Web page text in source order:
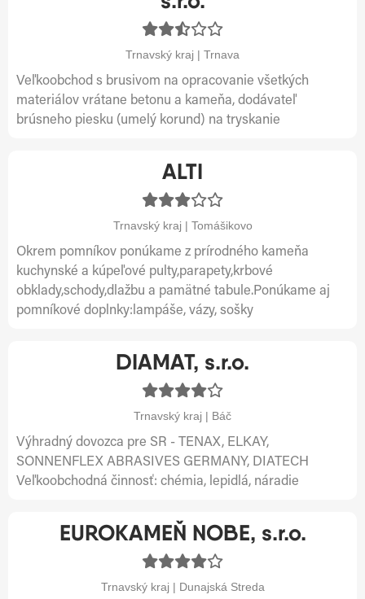
Trnavský kraj | Trnava
Veľkoobchod s brusivom na opracovanie všetkých
materiálov vrátane betonu a kameňa, dodávateľ
brúsneho piesku (umelý korund) na tryskanie
ALTI
Trnavský kraj | Tomášikovo
Okrem pomníkov ponúkame z prírodného kameňa
kuchynské a kúpeľové pulty,parapety,krbové
obklady,schody,dlažbu a pamätné tabule.Ponúkame aj
pomníkové doplnky:lampáše, vázy, sošky
DIAMAT, s.r.o.
Trnavský kraj | Báč
Výhradný dovozca pre SR - TENAX, ELKAY,
SONNENFLEX ABRASIVES GERMANY, DIATECH
Veľkoobchodná činnosť: chémia, lepidlá, náradie
EUROKAMEŇ NOBE, s.r.o.
Trnavský kraj | Dunajská Streda